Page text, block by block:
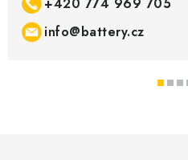
+420 774 969 705
info@battery.cz